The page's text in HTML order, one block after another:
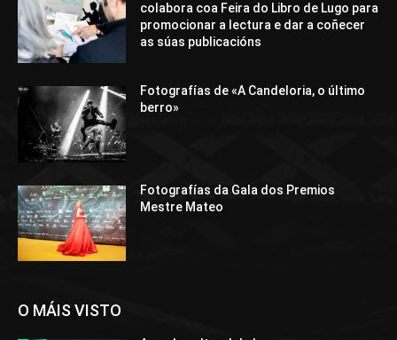
colabora coa Feira do Libro de Lugo para
promocionar a lectura e dar a coñecer
as súas publicacións
Fotografías de «A Candeloria, o último
berro»
Fotografías da Gala dos Premios
Mestre Mateo
O MÁIS VISTO